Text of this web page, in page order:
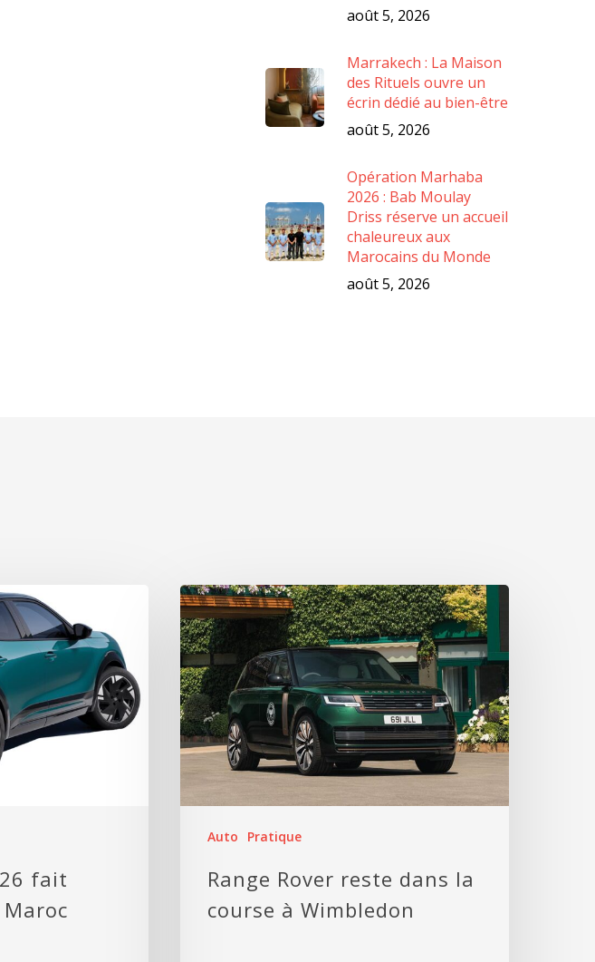
août 5, 2026
Marrakech : La Maison
des Rituels ouvre un
écrin dédié au bien-être
août 5, 2026
Opération Marhaba
2026 : Bab Moulay
Driss réserve un accueil
chaleureux aux
Marocains du Monde
août 5, 2026
fait
Auto Pratique
Range Rover reste dans la
course à Wimbledon